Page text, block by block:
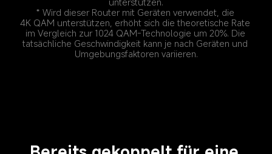
* Wird dieser Router mit Geräten verwendet, die
4K QAM unterstützen, erhöht sich die theoretische Rate
im Vergleich zur 1024 QAM-Technologie um 20%. Die
tatsächliche Geschwindigkeit kann je nach Geräten und
Umgebungsfaktoren variieren.